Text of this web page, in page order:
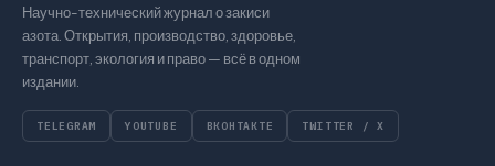
Научно-технический журнал о закиси
азота. Открытия, производство, здоровье,
транспорт, экология и право — всё в одном
издании.
TELEGRAM YOUTUBE ВКОНТАКТЕ TWITTER / X